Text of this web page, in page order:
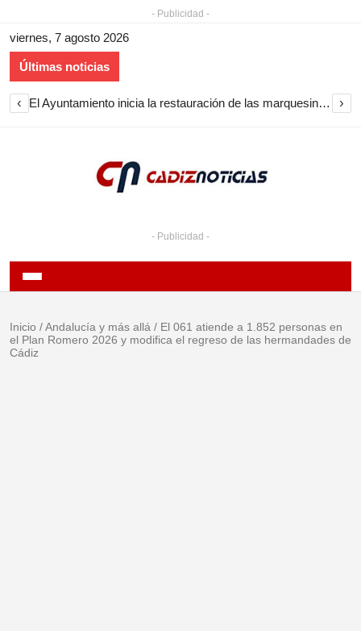
- Publicidad -
viernes, 7 agosto 2026
Últimas noticias
‹ El Ayuntamiento inicia la restauración de las marquesinas de Plaza Esteve para volver a instalarlas en el centro de Jerez ›
- Publicidad -
Inicio /Andalucía y más allá / El 061 atiende a 1.852 personas en
el Plan Romero 2026 y modifica el regreso de las hermandades de
Cádiz